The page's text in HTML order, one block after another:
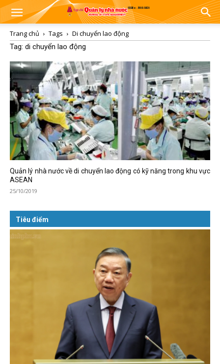
Trang chủ Tags
Di chuyển lao động
Tag: di chuyển lao động
Quản lý nhà nước về di chuyển lao động có kỹ năng trong khu vực
ASEAN
25/10/2019
Tiêu điểm